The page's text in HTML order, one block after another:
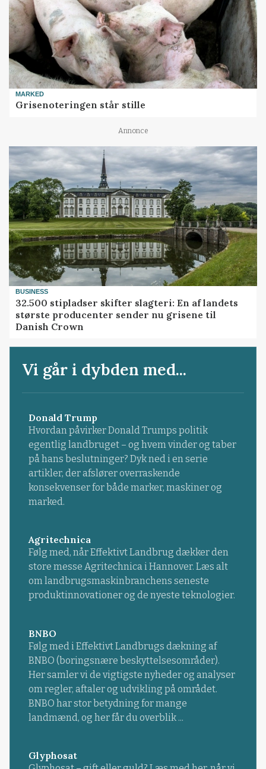
MARKED
Grisenoteringen står stille
Annonce
BUSINESS
32.500 stipladser skifter slagteri: En af landets
største producenter sender nu grisene til
Danish Crown
Vi går i dybden med...
Donald Trump
Hvordan påvirker Donald Trumps politik
egentlig landbruget – og hvem vinder og taber
på hans beslutninger? Dyk ned i en serie
artikler, der afslører overraskende
konsekvenser for både marker, maskiner og
marked.
Agritechnica
Følg med, når Effektivt Landbrug dækker den
store messe Agritechnica i Hannover. Læs alt
om landbrugsmaskinbranchens seneste
produktinnovationer og de nyeste teknologier.
BNBO
Følg med i Effektivt Landbrugs dækning af
BNBO (boringsnære beskyttelsesområder).
Her samler vi de vigtigste nyheder og analyser
om regler, aftaler og udvikling på området.
BNBO har stor betydning for mange
landmænd, og her får du overblik ...
Glyphosat